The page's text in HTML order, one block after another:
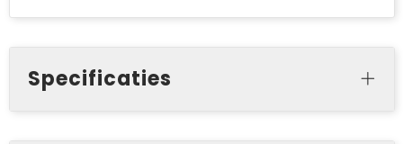
Specificaties